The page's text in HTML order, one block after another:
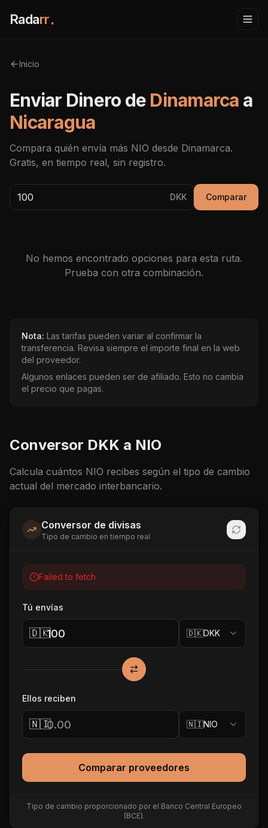
Radarr.
Inicio
Enviar Dinero de Dinamarca a
Nicaragua
Compara quién envía más NIO desde Dinamarca.
Gratis, en tiempo real, sin registro.
DKK Comparar
No hemos encontrado opciones para esta ruta.
Prueba con otra combinación.
Nota: Las tarifas pueden variar al confirmar la
transferencia. Revisa siempre el importe final en la web
del proveedor.
Algunos enlaces pueden ser de afiliado. Esto no cambia
el precio que pagas.
Conversor DKK a NIO
Calcula cuántos NIO recibes según el tipo de cambio
actual del mercado interbancario.
Conversor de divisas
Tipo de cambio en tiempo real
Failed to fetch
Tú envías
🇩🇰 🇩🇰DKK
Ellos reciben
🇳🇮 🇳🇮NIO
Comparar proveedores
Tipo de cambio proporcionado por el Banco Central Europeo
(BCE).